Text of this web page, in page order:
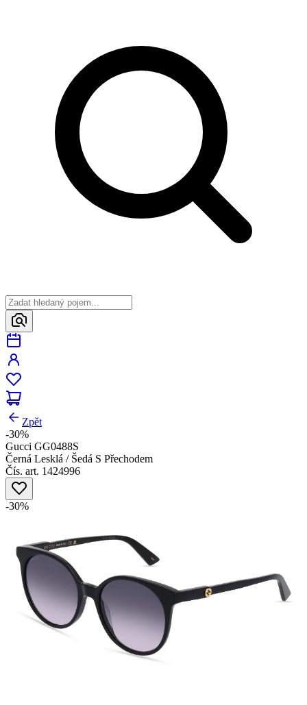
Zpět
-30%
Gucci GG0488S
Černá Lesklá / Šedá S Přechodem
Čís. art. 1424996
-30%